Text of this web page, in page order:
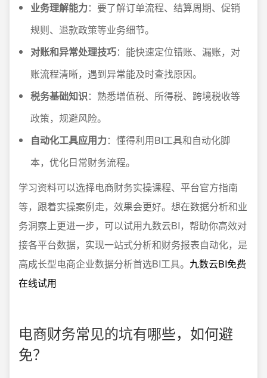
业务理解能力：要了解订单流程、结算周期、促销
规则、退款政策等业务细节。
对账和异常处理技巧：能快速定位错账、漏账，对
账流程清晰，遇到异常能及时查找原因。
税务基础知识：熟悉增值税、所得税、跨境税收等
政策，规避风险。
自动化工具应用力：懂得利用BI工具和自动化脚
本，优化日常财务流程。
学习资料可以选择电商财务实操课程、平台官方指南
等，跟着实操案例走，效果会更好。想在数据分析和业
务洞察上更进一步，可以试用九数云BI，帮助你高效对
接各平台数据，实现一站式分析和财务报表自动化，是
高成长型电商企业数据分析首选BI工具。 九数云BI免费
在线试用
电商财务常见的坑有哪些，如何避
免？